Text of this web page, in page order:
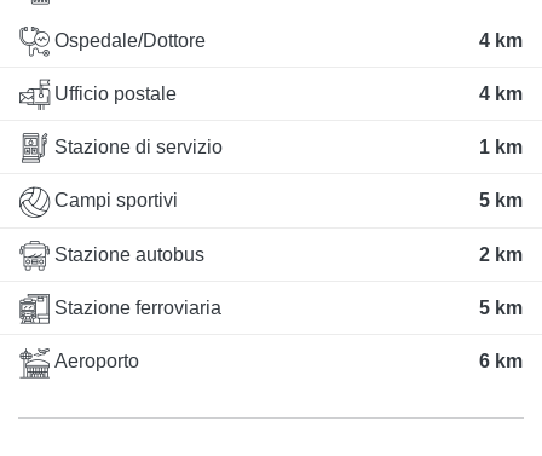
Ospedale/Dottore 4 km
Ufficio postale 4 km
Stazione di servizio 1 km
Campi sportivi 5 km
Stazione autobus 2 km
Stazione ferroviaria 5 km
Aeroporto 6 km